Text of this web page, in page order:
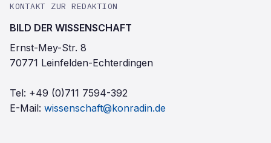
KONTAKT ZUR REDAKTION
BILD DER WISSENSCHAFT
Ernst-Mey-Str. 8
70771 Leinfelden-Echterdingen
Tel: +49 (0)711 7594-392
E-Mail: wissenschaft@konradin.de